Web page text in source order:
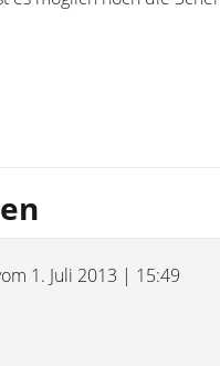
1. Juli 2013 | 15:49